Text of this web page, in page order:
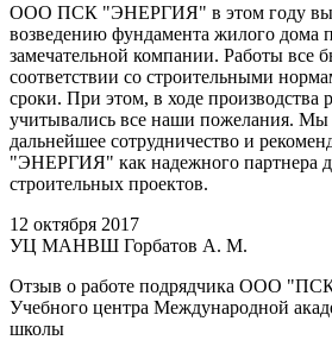
ООО ПСК "ЭНЕРГИЯ" в этом году
возведению фундамента жилого дома
замечательной компании. Работы все
соответствии со строительными
сроки. При этом, в ходе производства
учитывались все наши пожелания. Мы
дальнейшее сотрудничество и
"ЭНЕРГИЯ" как надежного партнера
строительных проектов.
12 октября 2017
УЦ МАНВШ Горбатов А. М.
Отзыв о работе подрядчика ООО
Учебного центра Международной
школы